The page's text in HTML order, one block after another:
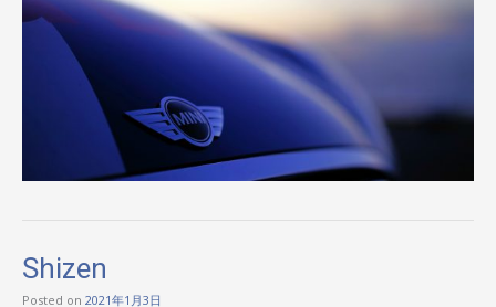
Shizen
Posted on 2021年1月3日